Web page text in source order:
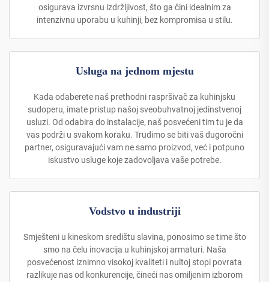
osigurava izvrsnu izdržljivost, što ga čini idealnim za
intenzivnu uporabu u kuhinji, bez kompromisa u stilu.
Usluga na jednom mjestu
Kada odaberete naš prethodni raspršivač za kuhinjsku
sudoperu, imate pristup našoj sveobuhvatnoj jedinstvenoj
usluzi. Od odabira do instalacije, naš posvećeni tim tu je da
vas podrži u svakom koraku. Trudimo se biti vaš dugoročni
partner, osiguravajući vam ne samo proizvod, već i potpuno
iskustvo usluge koje zadovoljava vaše potrebe.
Vodstvo u industriji
Smješteni u kineskom središtu slavina, ponosimo se time što
smo na čelu inovacija u kuhinjskoj armaturi. Naša
posvećenost iznimno visokoj kvaliteti i nultoj stopi povrata
razlikuje nas od konkurencije, čineći nas omiljenim izborom